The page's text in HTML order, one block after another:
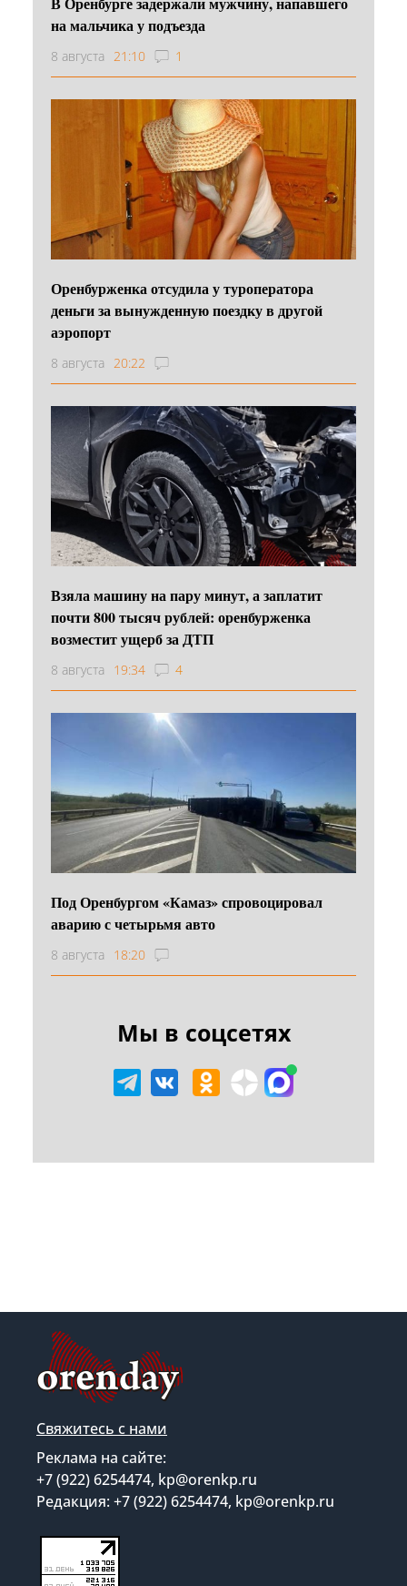
на мальчика у подъезда
8 августа 21:10 1
Оренбурженка отсудила у туроператора
деньги за вынужденную поездку в другой
аэропорт
8 августа 20:22
Взяла машину на пару минут, а заплатит
почти 800 тысяч рублей: оренбурженка
возместит ущерб за ДТП
8 августа 19:34 4
Под Оренбургом «Камаз» спровоцировал
аварию с четырьмя авто
8 августа 18:20
Мы в соцсетях
Свяжитесь с нами
Реклама на сайте:
+7 (922) 6254474, kp@orenkp.ru
Редакция: +7 (922) 6254474, kp@orenkp.ru